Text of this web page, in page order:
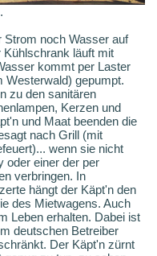
Strom noch Wasser auf
läuft mit
kommt per Laster
Westerwald) gepumpt.
zu den sanitären
Kerzen und
und Maat beenden die
nach Grill (mit
wenn sie nicht
oder einer der per
verbringen. In
hängt der Käpt'n den
des Mietwagens. Auch
Leben erhalten. Dabei ist
deutschen Betreiber
Der Käpt'n zürnt